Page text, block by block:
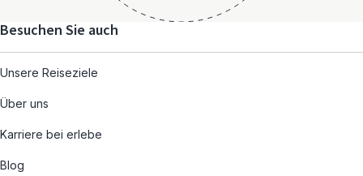
Besuchen Sie auch
Unsere Reiseziele
Über uns
Karriere bei erlebe
Blog